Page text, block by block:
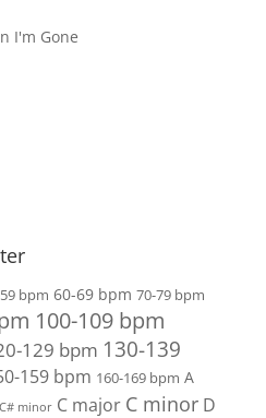
I'm Gone
bpm 60-69 bpm 70-79 bpm
100-109 bpm
129 bpm 130-139
159 bpm 160-169 bpm A
C# minor C major C minor D